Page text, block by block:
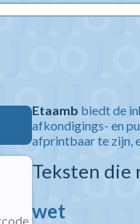
Etaamb biedt de
afkondigings- en
afprintbaar te zijn,
Teksten die
wet